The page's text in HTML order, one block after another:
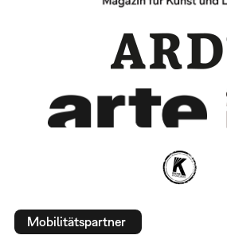
Mobilitätspartner